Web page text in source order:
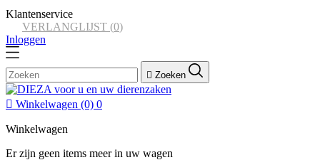
Klantenservice
VERLANGLIJST (0)
Inloggen
 Zoeken
 Winkelwagen (0) 0
Winkelwagen
Er zijn geen items meer in uw wagen